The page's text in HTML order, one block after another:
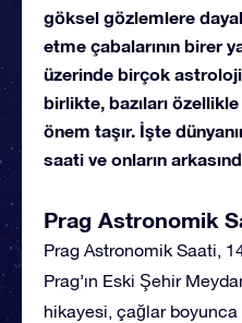
göksel gözlemlere
etme çabalarının birer
üzerinde birçok
birlikte, bazıları
önem taşır. İşte
saati ve onların
Prag Astronomik
Prag Astronomik Saati,
Prag’ın Eski Şehir
hikayesi, çağlar